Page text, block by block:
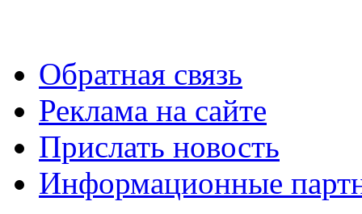
Обратная связь
Реклама на сайте
Прислать новость
Информационные